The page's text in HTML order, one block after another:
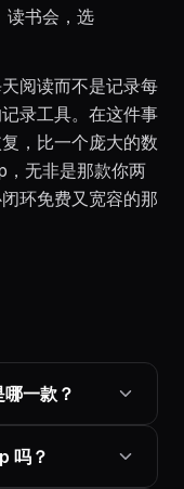
书会，选
阅读而不是记录每
录工具。在这件事
，比一个庞大的数
无非是那款你两
环免费又宽容的那
一款？
吗？